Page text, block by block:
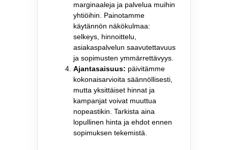
marginaaleja ja palvelua muihin
yhtiöihin. Painotamme
käytännön näkökulmaa:
selkeys, hinnoittelu,
asiakaspalvelun saavutettavuus
ja sopimusten ymmärrettävyys.
Ajantasaisuus: päivitämme
kokonaisarvioita säännöllisesti,
mutta yksittäiset hinnat ja
kampanjat voivat muuttua
nopeastikin. Tarkista aina
lopullinen hinta ja ehdot ennen
sopimuksen tekemistä.